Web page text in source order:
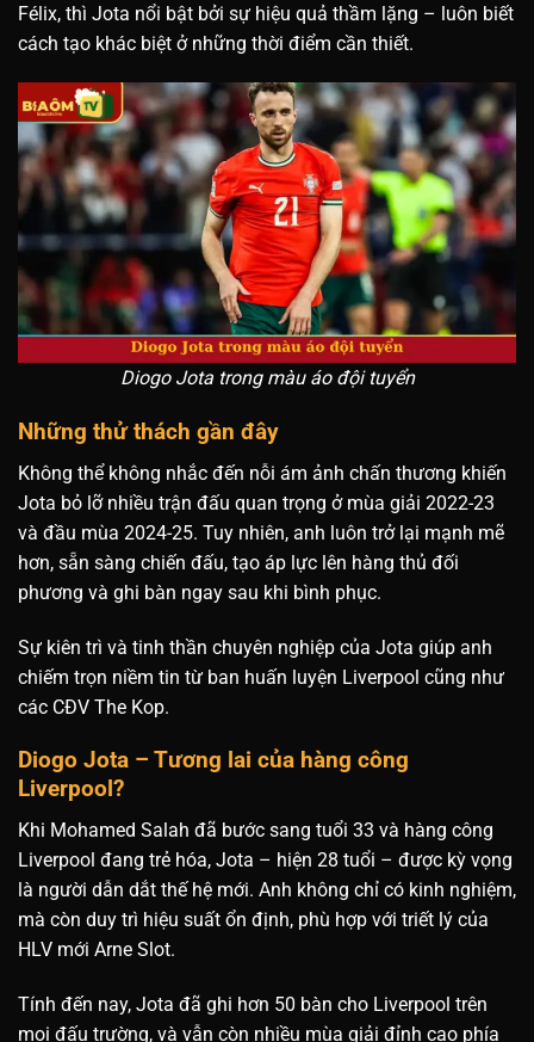
Félix, thì Jota nổi bật bởi sự hiệu quả thầm lặng – luôn biết
cách tạo khác biệt ở những thời điểm cần thiết.
Diogo Jota trong màu áo đội tuyển
Những thử thách gần đây
Không thể không nhắc đến nỗi ám ảnh chấn thương khiến
Jota bỏ lỡ nhiều trận đấu quan trọng ở mùa giải 2022-23
và đầu mùa 2024-25. Tuy nhiên, anh luôn trở lại mạnh mẽ
hơn, sẵn sàng chiến đấu, tạo áp lực lên hàng thủ đối
phương và ghi bàn ngay sau khi bình phục.
Sự kiên trì và tinh thần chuyên nghiệp của Jota giúp anh
chiếm trọn niềm tin từ ban huấn luyện Liverpool cũng như
các CĐV The Kop.
Diogo Jota – Tương lai của hàng công
Liverpool?
Khi Mohamed Salah đã bước sang tuổi 33 và hàng công
Liverpool đang trẻ hóa, Jota – hiện 28 tuổi – được kỳ vọng
là người dẫn dắt thế hệ mới. Anh không chỉ có kinh nghiệm,
mà còn duy trì hiệu suất ổn định, phù hợp với triết lý của
HLV mới Arne Slot.
Tính đến nay, Jota đã ghi hơn 50 bàn cho Liverpool trên
mọi đấu trường, và vẫn còn nhiều mùa giải đỉnh cao phía